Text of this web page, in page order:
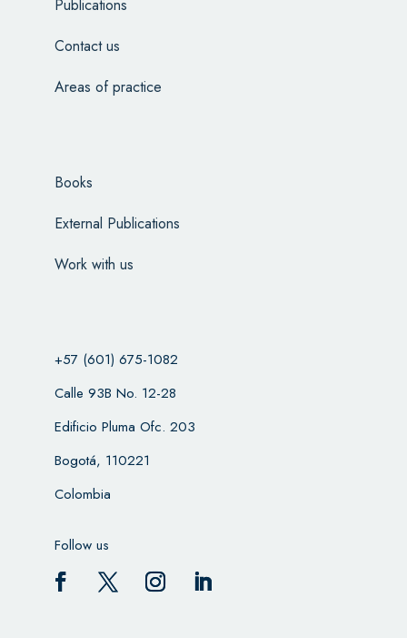
Publications
Contact us
Areas of practice
Books
External Publications
Work with us
+57 (601) 675-1082
Calle 93B No. 12-28
Edificio Pluma Ofc. 203
Bogotá, 110221
Colombia
Follow us